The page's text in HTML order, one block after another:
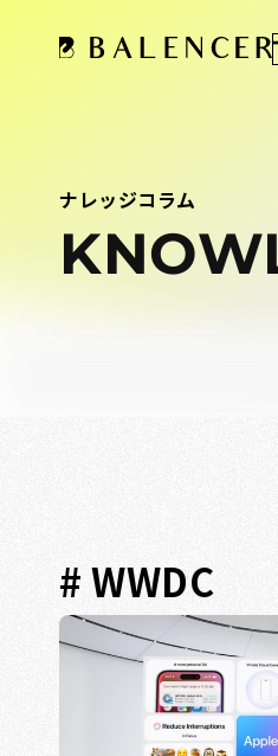
ナレッジコラム
# WWDC